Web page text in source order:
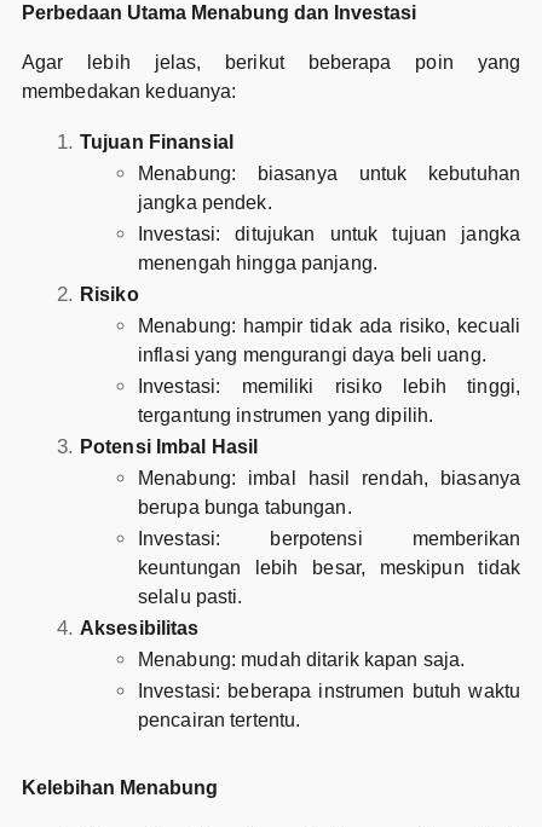
Perbedaan Utama Menabung dan Investasi
Agar lebih jelas, berikut beberapa poin yang
membedakan keduanya:
Tujuan Finansial
Menabung: biasanya untuk kebutuhan
jangka pendek.
Investasi: ditujukan untuk tujuan jangka
menengah hingga panjang.
Risiko
Menabung: hampir tidak ada risiko, kecuali
inflasi yang mengurangi daya beli uang.
Investasi: memiliki risiko lebih tinggi,
tergantung instrumen yang dipilih.
Potensi Imbal Hasil
Menabung: imbal hasil rendah, biasanya
berupa bunga tabungan.
Investasi: berpotensi memberikan
keuntungan lebih besar, meskipun tidak
selalu pasti.
Aksesibilitas
Menabung: mudah ditarik kapan saja.
Investasi: beberapa instrumen butuh waktu
pencairan tertentu.
Kelebihan Menabung